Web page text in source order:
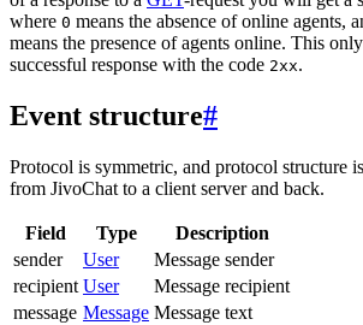
where 0 means the absence of online agents,
means the presence of agents online. This
successful response with the code 2xx.
Event structure#
Protocol is symmetric, and protocol structure
from JivoChat to a client server and back.
Field Type
Description
sender
User
Message sender
recipient User
Message recipient
message Message Message text